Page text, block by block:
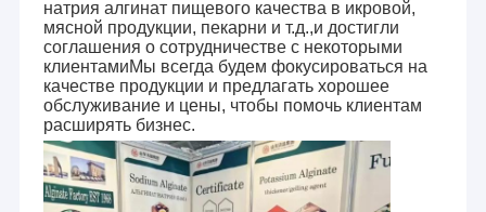
натрия алгинат пищевого качества в икровой,
мясной продукции, пекарни и т.д.,и достигли
соглашения о сотрудничестве с некоторыми
клиентамиМы всегда будем фокусироваться на
качестве продукции и предлагать хорошее
обслуживание и цены, чтобы помочь клиентам
расширять бизнес.